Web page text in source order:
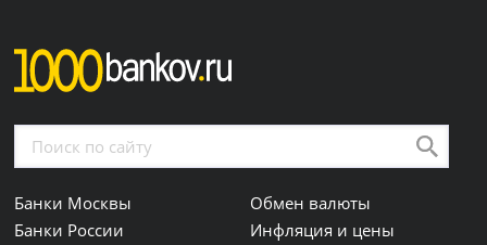
Банки Москвы
Банки России
Обмен валюты
Инфляция и цены